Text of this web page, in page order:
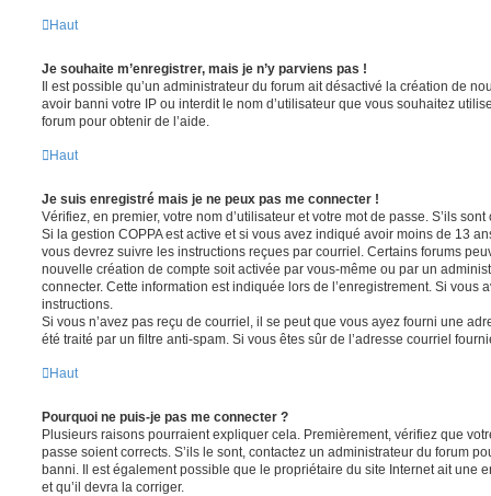
Haut
Je souhaite m’enregistrer, mais je n’y parviens pas !
Il est possible qu’un administrateur du forum ait désactivé la création de
avoir banni votre IP ou interdit le nom d’utilisateur que vous souhaitez
forum pour obtenir de l’aide.
Haut
Je suis enregistré mais je ne peux pas me connecter !
Vérifiez, en premier, votre nom d’utilisateur et votre mot de passe. S’ils
Si la gestion COPPA est active et si vous avez indiqué avoir moins de 13
vous devrez suivre les instructions reçues par courriel. Certains forums
nouvelle création de compte soit activée par vous-même ou par un
connecter. Cette information est indiquée lors de l’enregistrement. Si vous
instructions.
Si vous n’avez pas reçu de courriel, il se peut que vous ayez fourni une
été traité par un filtre anti-spam. Si vous êtes sûr de l’adresse courriel
Haut
Pourquoi ne puis-je pas me connecter ?
Plusieurs raisons pourraient expliquer cela. Premièrement, vérifiez que
passe soient corrects. S’ils le sont, contactez un administrateur du forum
banni. Il est également possible que le propriétaire du site Internet ait une
et qu’il devra la corriger.